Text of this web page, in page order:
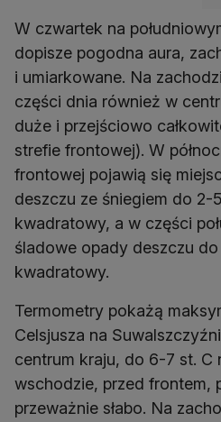
W czwartek na
dopisze pogodna aura,
i umiarkowane. Na
części dnia również w
duże i przejściowo
strefie frontowej). W
frontowej pojawią się
deszczu ze śniegiem do 2-
kwadratowy, a w części
śladowe opady deszczu
kwadratowy.
Termometry pokażą
Celsjusza na
centrum kraju, do 6-7 st. C
wschodzie, przed frontem,
przeważnie słabo. Na